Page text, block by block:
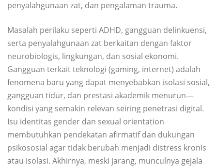
penyalahgunaan zat, dan pengalaman trauma.
Masalah perilaku seperti ADHD, gangguan delinkuensi,
serta penyalahgunaan zat berkaitan dengan faktor
neurobiologis, lingkungan, dan sosial ekonomi.
Gangguan terkait teknologi (gaming, internet) adalah
fenomena baru yang dapat menyebabkan isolasi sosial,
gangguan tidur, dan prestasi akademik menurun—
kondisi yang semakin relevan seiring penetrasi digital.
Isu identitas gender dan sexual orientation
membutuhkan pendekatan afirmatif dan dukungan
psikososial agar tidak berubah menjadi distress kronis
atau isolasi. Akhirnya, meski jarang, munculnya gejala